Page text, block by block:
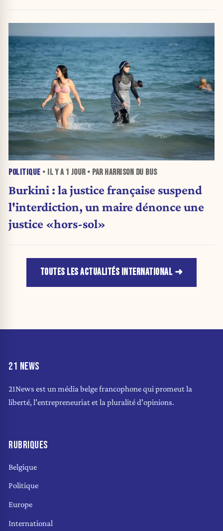
POLITIQUE • IL Y A 1 JOUR• PAR HARRISON DU BUS
Burkini : la justice française suspend
l'interdiction, un maire dénonce une
justice «hors-sol»
TOUTES LES ACTUALITÉS INTERNATIONAL
21 NEWS
21News est un média belge francophone qui promeut la
liberté, l'entrepreneuriat et la pluralité d'opinions.
RUBRIQUES
Belgique
Politique
Europe
International